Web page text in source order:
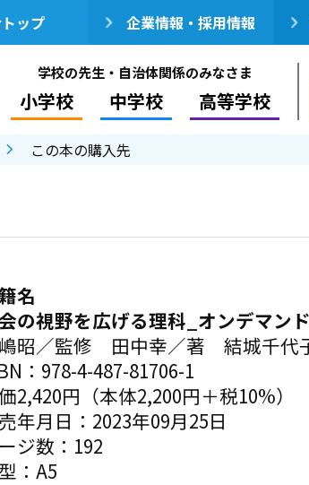
ップ 企業情報・採用情報
学校の先生・自治体関係のみなさま
小学校 中学校 高等学校
この本の購入先
名
の視野を広げる理科_オンデマン
昭／監修 田中幸／著 結城千代
：978-4-487-81706-1
2,420円（本体2,200円＋税10%）
年月日：2023年09月25日
ジ数：192
：A5